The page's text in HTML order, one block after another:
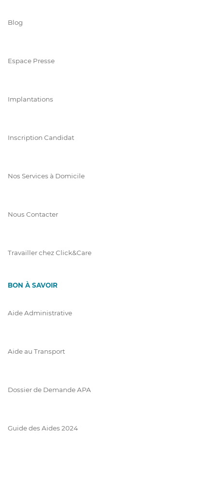
Blog
Espace Presse
Implantations
Inscription Candidat
Nos Services à Domicile
Nous Contacter
Travailler chez Click&Care
BON À SAVOIR
Aide Administrative
Aide au Transport
Dossier de Demande APA
Guide des Aides 2024